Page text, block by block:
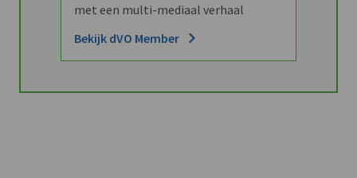
met een multi-mediaal verhaal
Bekijk dVO Member